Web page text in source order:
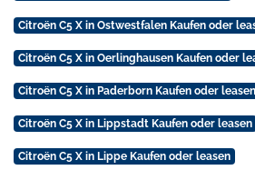
Citroën C5 X in Ostwestfalen Kaufen oder
Citroën C5 X in Oerlinghausen Kaufen oder
Citroën C5 X in Paderborn Kaufen oder leasen
Citroën C5 X in Lippstadt Kaufen oder leasen
Citroën C5 X in Lippe Kaufen oder leasen